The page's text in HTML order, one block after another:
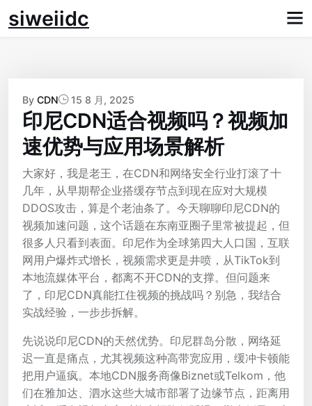
Skip
tosiweiidc
By CDN 15 8 月, 2025
印尼CDN适合视频吗？视频加
速优势与应用场景解析
大家好，我是老王，在CDN和网络安全行业打滚了十
几年，从早期帮企业搭缓存节点到现在应对大规模
DDOS攻击，算是个老油条了。今天聊聊印尼CDN的
视频加速问题，这个话题在东南亚圈子里常被提起，但
很多人只看到表面。印尼作为全球第四大人口国，互联
网用户爆炸式增长，视频需求更是井喷，从TikTok到
本地流媒体平台，都离不开CDN的支撑。但问题来
了，印尼CDN真能扛住视频的挑战吗？别急，我结合
实战经验，一步步拆解。
先说说印尼CDN的天然优势。印尼群岛分散，网络延
迟一直是痛点，尤其视频这种高带宽应用，缓冲卡顿能
把用户逼疯。本地CDN服务商像Biznet或Telkom，他
们在雅加达、泗水这些大城市部署了边缘节点，距离用